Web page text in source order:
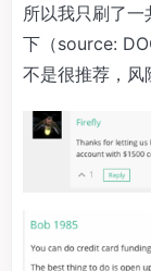
所以我只刷了
下（source:
不是很推荐，风